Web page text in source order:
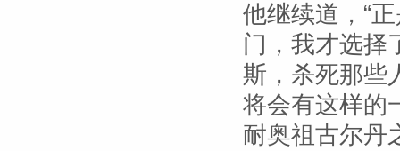
他继续道，“
门，我才选择
斯，杀死那些
将会有这样的
耐奥祖古尔丹